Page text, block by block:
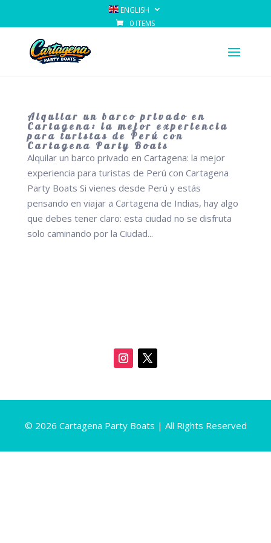
ENGLISH
0 ITEMS
Alquilar un barco privado en
Cartagena: la mejor experiencia
para turistas de Perú con
Cartagena Party Boats
Alquilar un barco privado en Cartagena: la mejor
experiencia para turistas de Perú con Cartagena
Party Boats Si vienes desde Perú y estás
pensando en viajar a Cartagena de Indias, hay algo
que debes tener claro: esta ciudad no se disfruta
solo caminando por la Ciudad...
© 2026 Cartagena Party Boats | All Rights Reserved